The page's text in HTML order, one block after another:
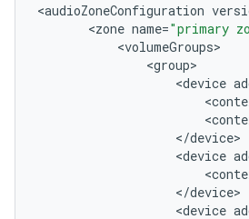
<audioZoneConfiguration
<zone name="primary
<volumeGroups
<group
<device
<
<
</device
<device
<
</device
<device